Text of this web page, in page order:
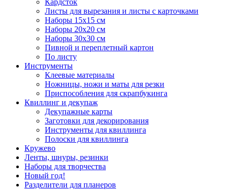
Кардсток
Листы для вырезания и листы с карточками
Наборы 15х15 см
Наборы 20х20 см
Наборы 30х30 см
Пивной и переплетный картон
По листу
Инструменты
Клеевые материалы
Ножницы, ножи и маты для резки
Приспособления для скрапбукинга
Квиллинг и декупаж
Декупажные карты
Заготовки для декорирования
Инструменты для квиллинга
Полоски для квиллинга
Кружево
Ленты, шнуры, резинки
Наборы для творчества
Новый год!
Разделители для планеров